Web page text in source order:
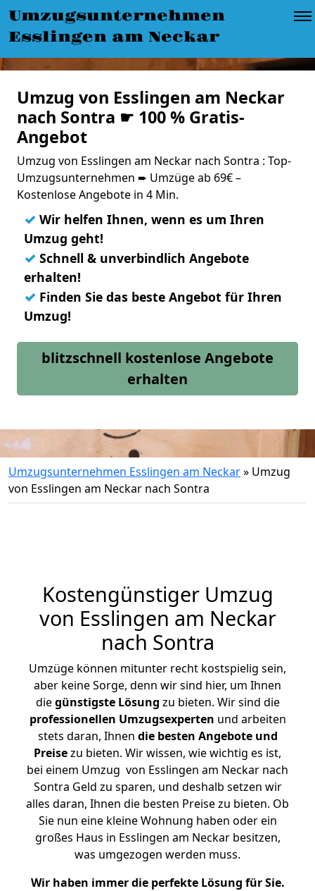
Umzugsunternehmen
Esslingen am Neckar
Umzug von Esslingen am Neckar
nach Sontra ☛ 100 % Gratis-
Angebot
Umzug von Esslingen am Neckar nach Sontra : Top-
Umzugsunternehmen ➨ Umzüge ab 69€ –
Kostenlose Angebote in 4 Min.
✓ Wir helfen Ihnen, wenn es um Ihren
Umzug geht!
✓ Schnell & unverbindlich Angebote
erhalten!
✓ Finden Sie das beste Angebot für Ihren
Umzug!
blitzschnell kostenlose Angebote
erhalten
Umzugsunternehmen Esslingen am Neckar» Umzug
von Esslingen am Neckar nach Sontra
Kostengünstiger Umzug
von Esslingen am Neckar
nach Sontra
Umzüge können mitunter recht kostspielig sein,
aber keine Sorge, denn wir sind hier, um Ihnen
diegünstigste Lösung zu bieten. Wir sind die
professionellen Umzugsexperten und arbeiten
stets daran, Ihnen die besten Angebote und
Preisezu bieten. Wir wissen, wie wichtig es ist,
bei einem Umzug von Esslingen am Neckar nach
Sontra Geld zu sparen, und deshalb setzen wir
alles daran, Ihnen die besten Preise zu bieten. Ob
Sie nun eine kleine Wohnung haben oder ein
großes Haus in Esslingen am Neckar besitzen,
was umgezogen werden muss.
Wir haben immer die perfekte Lösung für Sie.